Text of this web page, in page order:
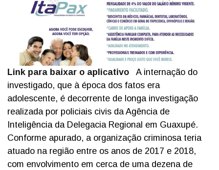
Link para baixar o aplicativo
A internação do
investigado, que à época dos fatos era
adolescente, é decorrente de longa investigação
realizada por policiais civis da Agência de
Inteligência da Delegacia Regional em Guaxupé.
Conforme apurado, a organização criminosa teria
atuado na região entre os anos de 2017 e 2018,
com envolvimento em cerca de uma dezena de